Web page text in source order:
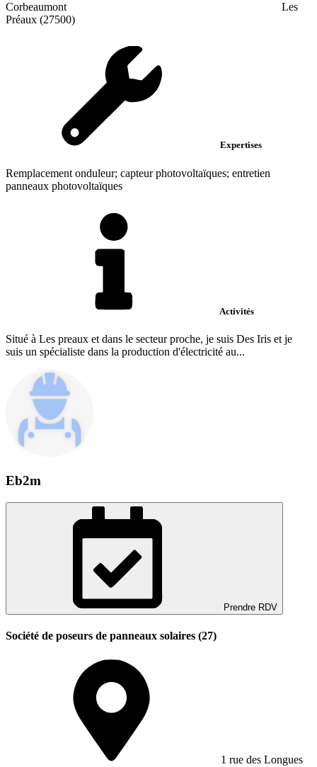
Corbeaumont
Les
Préaux (27500)
Expertises
Remplacement onduleur; capteur photovoltaïques; entretien
panneaux photovoltaïques
Activités
Situé à Les preaux et dans le secteur proche, je suis Des Iris et je
suis un spécialiste dans la production d'électricité au...
Eb2m
Prendre RDV
Société de poseurs de panneaux solaires (27)
1 rue des Longues